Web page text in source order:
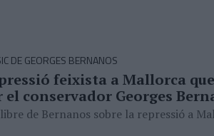
DE GEORGES BERNANOS
feixista a Mallorca
conservador Georges
de Bernanos sobre la repressió a